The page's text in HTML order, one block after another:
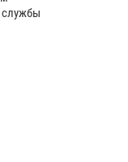
службы